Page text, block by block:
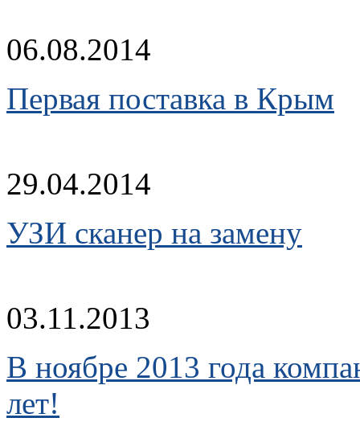
06.08.2014
Первая поставка в Крым
29.04.2014
УЗИ сканер на замену
03.11.2013
В ноябре 2013 года
лет!